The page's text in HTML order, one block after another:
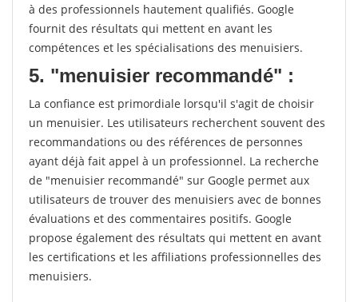
à des professionnels hautement qualifiés. Google
fournit des résultats qui mettent en avant les
compétences et les spécialisations des menuisiers.
5. "menuisier recommandé" :
La confiance est primordiale lorsqu'il s'agit de choisir
un menuisier. Les utilisateurs recherchent souvent des
recommandations ou des références de personnes
ayant déjà fait appel à un professionnel. La recherche
de "menuisier recommandé" sur Google permet aux
utilisateurs de trouver des menuisiers avec de bonnes
évaluations et des commentaires positifs. Google
propose également des résultats qui mettent en avant
les certifications et les affiliations professionnelles des
menuisiers.